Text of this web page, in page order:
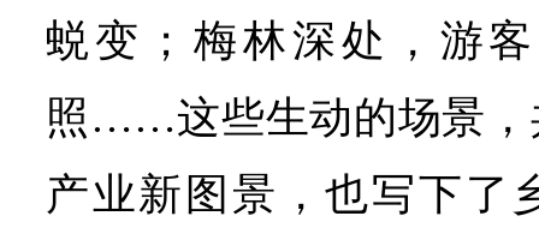
蜕变；梅林深处，游
照……这些生动的场景，
产业新图景，也写下了